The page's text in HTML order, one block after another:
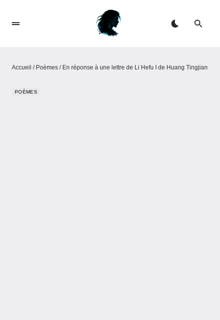
Accueil / Poèmes / En réponse à une lettre de Li Hefu I de Huang Tingjian
POÈMES